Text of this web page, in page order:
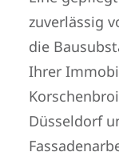
zuverlässig
die
Ihrer
Düsseldorf